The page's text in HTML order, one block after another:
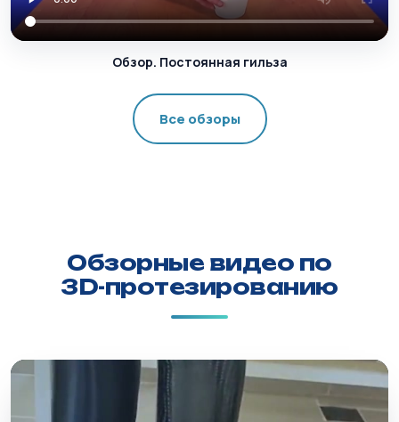
Обзор. Постоянная гильза
Все обзоры
Обзорные видео по
3D-протезированию